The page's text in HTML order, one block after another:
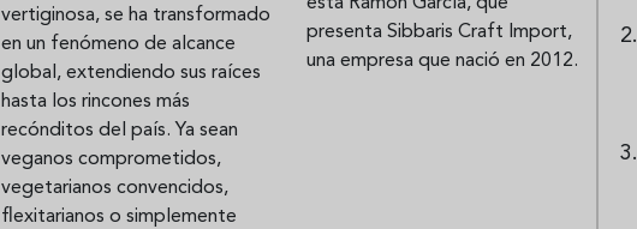
vertiginosa, se ha transformado
en un fenómeno de alcance
global, extendiendo sus raíces
hasta los rincones más
recónditos del país. Ya sean
veganos comprometidos,
vegetarianos convencidos,
flexitarianos o simplemente
presenta Sibbaris Craft Import,
una empresa que nació en 2012.